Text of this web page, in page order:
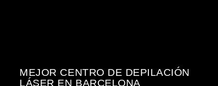
MEJOR CENTRO DE DEPILACIÓN
LÁSER EN BARCELONA